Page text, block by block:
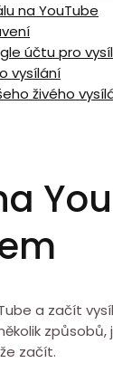
na YouTube
účtu pro
vysílání
živého
a začít
začít.